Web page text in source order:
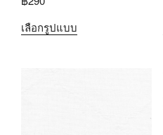
เลือกรูปแบบ